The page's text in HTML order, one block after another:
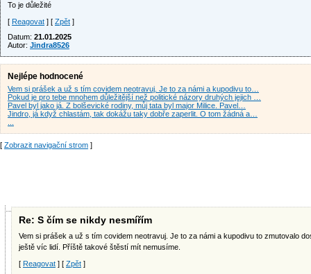
To je důležité
[ Reagovat ] [ Zpět ]
Datum: 21.01.2025
Autor: Jindra8526
Nejlépe hodnocené
Vem si prášek a už s tím covidem neotravuj. Je to za námi a kupodivu to…
Pokud je pro tebe mnohem důležitější než politické názory druhých jejich …
Pavel byl jako já. Z bolševické rodiny, můj tata byl major Milice. Pavel…
Jindro, já když chlastám, tak dokážu taky dobře zaperlit. O tom žádná a…
[ Zobrazit navigační strom ]
Re: S čím se nikdy nesmířím
Vem si prášek a už s tím covidem neotravuj. Je to za námi a kupodivu to zmutovalo
ještě víc lidí. Příště takové štěstí mít nemusíme.
[ Reagovat ] [ Zpět ]